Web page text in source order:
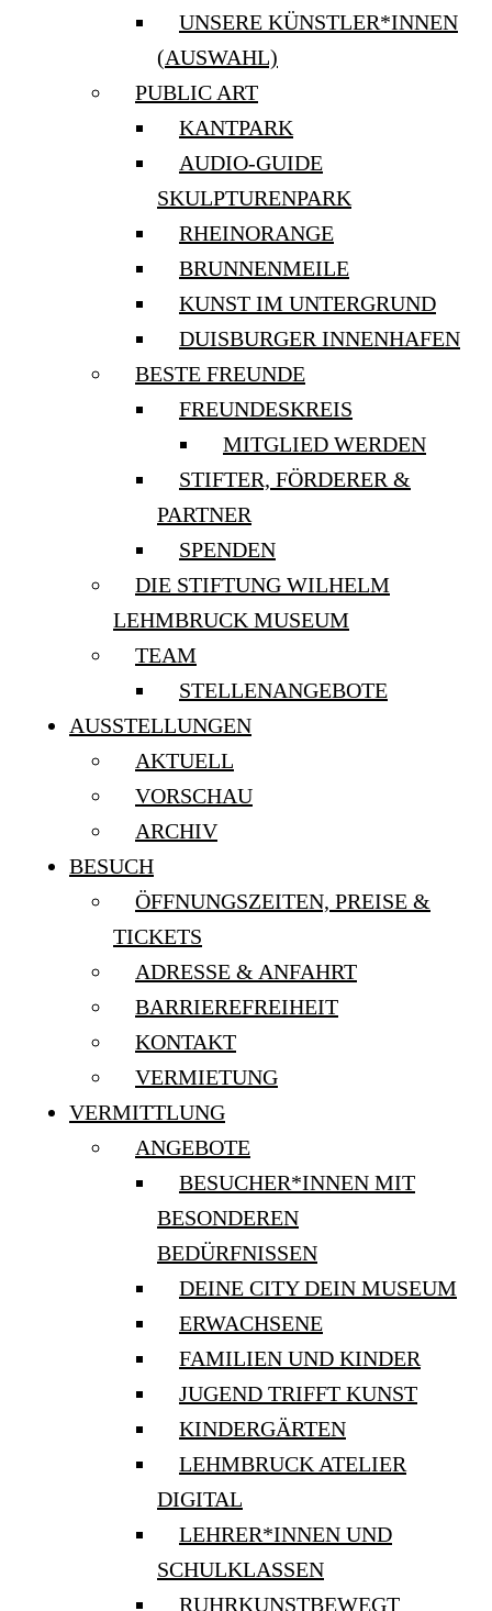
UNSERE KÜNSTLER*INNEN
(AUSWAHL)
PUBLIC ART
KANTPARK
AUDIO-GUIDE
SKULPTURENPARK
RHEINORANGE
BRUNNENMEILE
KUNST IM UNTERGRUND
DUISBURGER INNENHAFEN
BESTE FREUNDE
FREUNDESKREIS
MITGLIED WERDEN
STIFTER, FÖRDERER &
PARTNER
SPENDEN
DIE STIFTUNG WILHELM
LEHMBRUCK MUSEUM
TEAM
STELLENANGEBOTE
AUSSTELLUNGEN
AKTUELL
VORSCHAU
ARCHIV
BESUCH
ÖFFNUNGSZEITEN, PREISE &
TICKETS
ADRESSE & ANFAHRT
BARRIEREFREIHEIT
KONTAKT
VERMIETUNG
VERMITTLUNG
ANGEBOTE
BESUCHER*INNEN MIT
BESONDEREN
BEDÜRFNISSEN
DEINE CITY DEIN MUSEUM
ERWACHSENE
FAMILIEN UND KINDER
JUGEND TRIFFT KUNST
KINDERGÄRTEN
LEHMBRUCK ATELIER
DIGITAL
LEHRER*INNEN UND
SCHULKLASSEN
RUHRKUNSTBEWEGT